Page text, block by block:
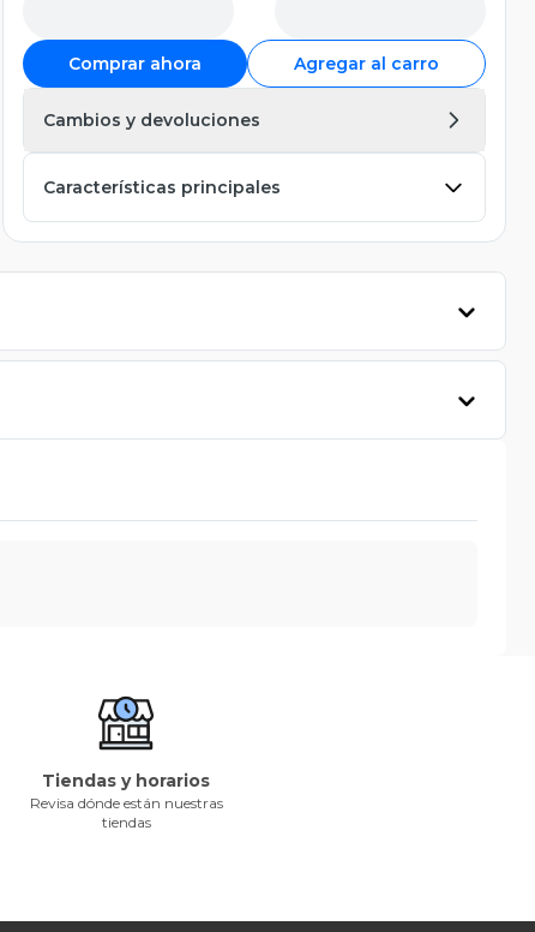
Comprar ahora Agregar al carro
Cambios y devoluciones
Características principales
Tiendas y horarios
Revisa dónde están nuestras
tiendas